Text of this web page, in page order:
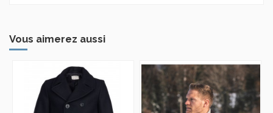
Vous aimerez aussi